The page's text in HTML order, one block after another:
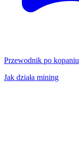
Przewodnik po kopaniu
Jak działa mining